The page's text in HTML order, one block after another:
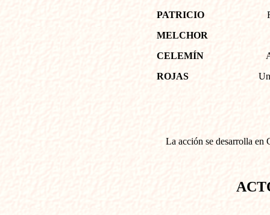
PATRICIO
MELCHOR
CELEMÍN
ROJAS
La acción se desarrolla en